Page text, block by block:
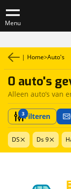
Menu
| Home>Auto's
0 auto's
Alleen auto’s van
3Filteren
DS Ds 9